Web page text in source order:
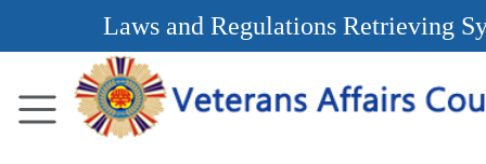
Content
Laws and Regulations Retrieving